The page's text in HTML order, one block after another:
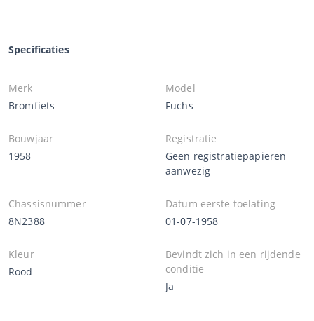
Specificaties
Merk
Bromfiets
Model
Fuchs
Bouwjaar
1958
Registratie
Geen registratiepapieren
aanwezig
Chassisnummer
8N2388
Datum eerste toelating
01-07-1958
Kleur
Rood
Bevindt zich in een rijdende
conditie
Ja